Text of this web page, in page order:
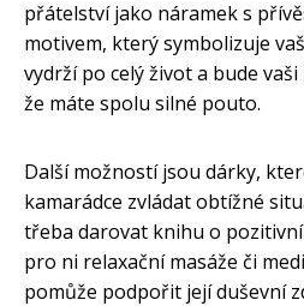
přátelství jako náramek s
motivem, který symbolizuje
vydrží po celý život a bude
že máte spolu silné pouto.
Další možností jsou dárky,
kamarádce zvládat obtížné
třeba darovat knihu o
pro ni relaxační masáže či
pomůže podpořit její duševní